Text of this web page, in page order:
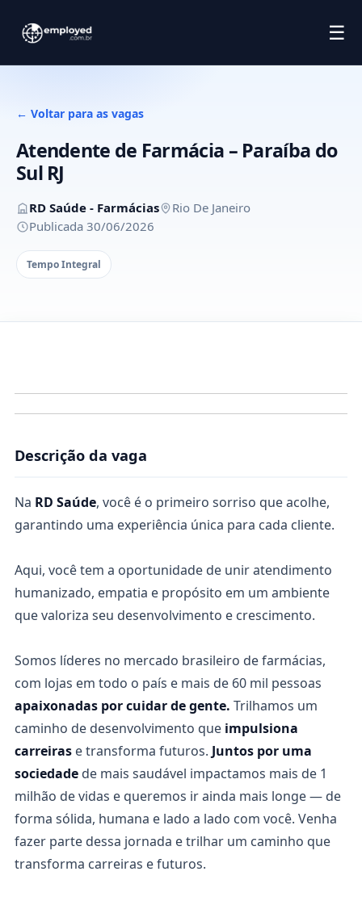
☰
← Voltar para as vagas
Atendente de Farmácia – Paraíba do
Sul RJ
RD Saúde - Farmácias
Rio De Janeiro
Publicada 30/06/2026
Tempo Integral
Descrição da vaga
Na RD Saúde, você é o primeiro sorriso que acolhe,
garantindo uma experiência única para cada cliente.
Aqui, você tem a oportunidade de unir atendimento
humanizado, empatia e propósito em um ambiente
que valoriza seu desenvolvimento e crescimento.
Somos líderes no mercado brasileiro de farmácias,
com lojas em todo o país e mais de 60 mil pessoas
apaixonadas por cuidar de gente. Trilhamos um
caminho de desenvolvimento que impulsiona
carreiras e transforma futuros. Juntos por uma
sociedade de mais saudável impactamos mais de 1
milhão de vidas e queremos ir ainda mais longe — de
forma sólida, humana e lado a lado com você. Venha
fazer parte dessa jornada e trilhar um caminho que
transforma carreiras e futuros.